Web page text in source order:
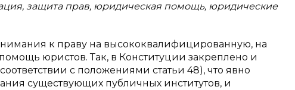
защита прав, юридическая помощь, юридические
к праву на высококвалифицированную, на
юристов. Так, в Конституции закреплено и
с положениями статьи 48), что явно
существующих публичных институтов, и